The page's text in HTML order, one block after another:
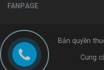
FANPAGE
Bản quyền
Cung